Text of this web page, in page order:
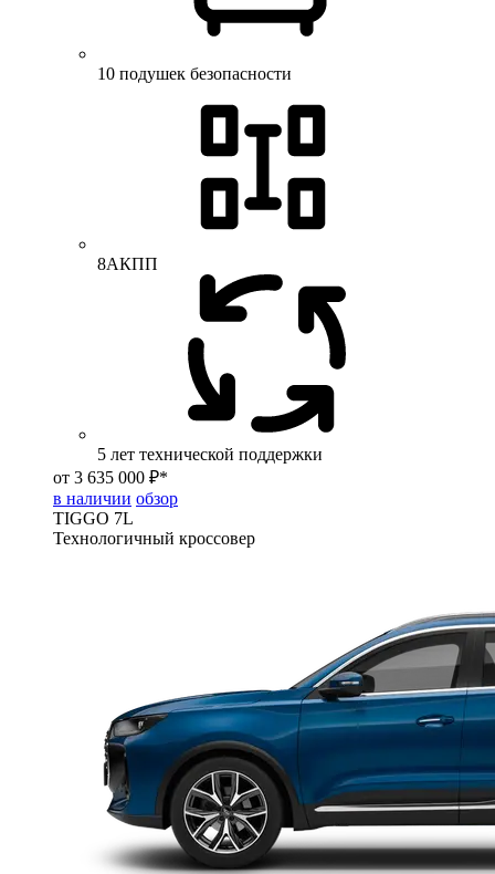
10 подушек безопасности
8АКПП
5 лет технической поддержки
от 3 635 000 ₽*
в наличии обзор
TIGGO 7L
Технологичный кроссовер